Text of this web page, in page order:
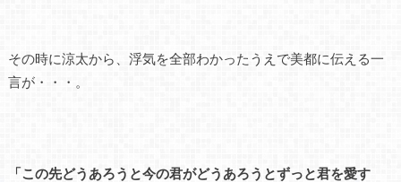
その時に涼太から、浮気を全部わかったうえで美都に伝える一
言が・・・。
「この先どうあろうと今の君がどうあろうとずっと君を愛す